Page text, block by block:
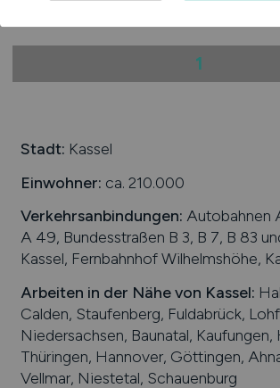
1
Stadt: Kassel
Einwohner: ca. 210.000
Verkehrsanbindungen: Autobahnen
A 49, Bundesstraßen B 3, B 7, B 83
Kassel, Fernbahnhof Wilhelmshöhe,
Arbeiten in der Nähe von Kassel:
Calden, Staufenberg, Fuldabrück,
Niedersachsen, Baunatal, Kaufungen,
Thüringen, Hannover, Göttingen,
Vellmar, Niestetal, Schauenburg